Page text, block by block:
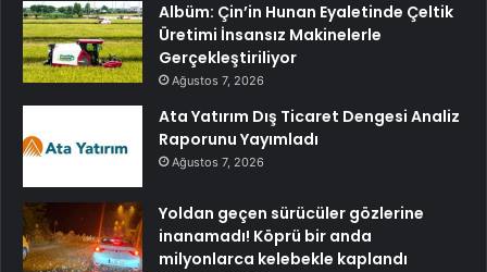
Albüm: Çin’in Hunan Eyaletinde Çeltik
Üretimi İnsansız Makinelerle
Gerçekleştiriliyor
Ağustos 7, 2026
Ata Yatırım Dış Ticaret Dengesi Analiz
Raporunu Yayımladı
Ağustos 7, 2026
Yoldan geçen sürücüler gözlerine
inanamadı! Köprü bir anda
milyonlarca kelebekle kaplandı